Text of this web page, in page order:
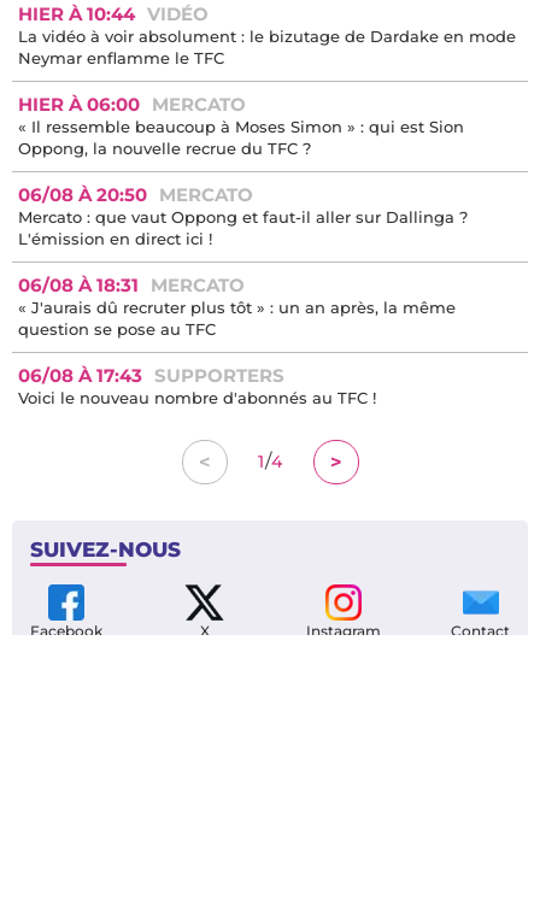
HIER À 10:44 VIDÉO
La vidéo à voir absolument : le bizutage de Dardake en mode
Neymar enflamme le TFC
HIER À 06:00 MERCATO
« Il ressemble beaucoup à Moses Simon » : qui est Sion
Oppong, la nouvelle recrue du TFC ?
06/08 À 20:50 MERCATO
Mercato : que vaut Oppong et faut-il aller sur Dallinga ?
L'émission en direct ici !
06/08 À 18:31 MERCATO
« J'aurais dû recruter plus tôt » : un an après, la même
question se pose au TFC
06/08 À 17:43 SUPPORTERS
Voici le nouveau nombre d'abonnés au TFC !
< 1/4 >
SUIVEZ-NOUS
Facebook X Instagram Contact